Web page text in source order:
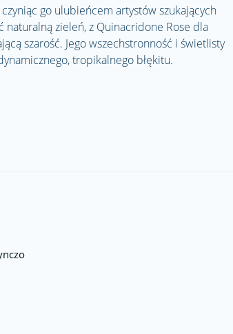
go ulubieńcem artystów szukających
naturalną zieleń, z Quinacridone Rose dla
szarość. Jego wszechstronność i świetlisty
tropikalnego błękitu.